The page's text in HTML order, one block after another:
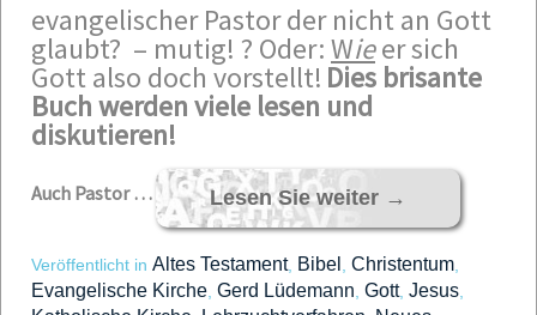
evangelischer Pastor der nicht an Gott
glaubt? – mutig! ? Oder:Wieer sich
Gott also doch vorstellt! Dies brisante
Buch werden viele lesen und
diskutieren!
Auch Pastor … Lesen Sie weiter →
Veröffentlicht in Altes Testament, Bibel Christentum
Evangelische Kirche Gerd Lüdemann Gott, Jesus